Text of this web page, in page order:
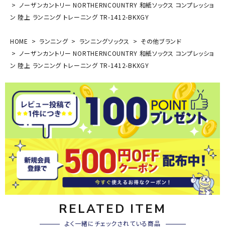
ノーザンカントリー NORTHERNCOUNTRY 和紙ソックス コンプレッショ
ン 陸上 ランニング トレーニング TR-1412-BKXGY
HOME ランニング ランニングソックス
その他ブランド
ノーザンカントリー NORTHERNCOUNTRY 和紙ソックス コンプレッショ
ン 陸上 ランニング トレーニング TR-1412-BKXGY
RELATED ITEM
よく一緒にチェックされている商品